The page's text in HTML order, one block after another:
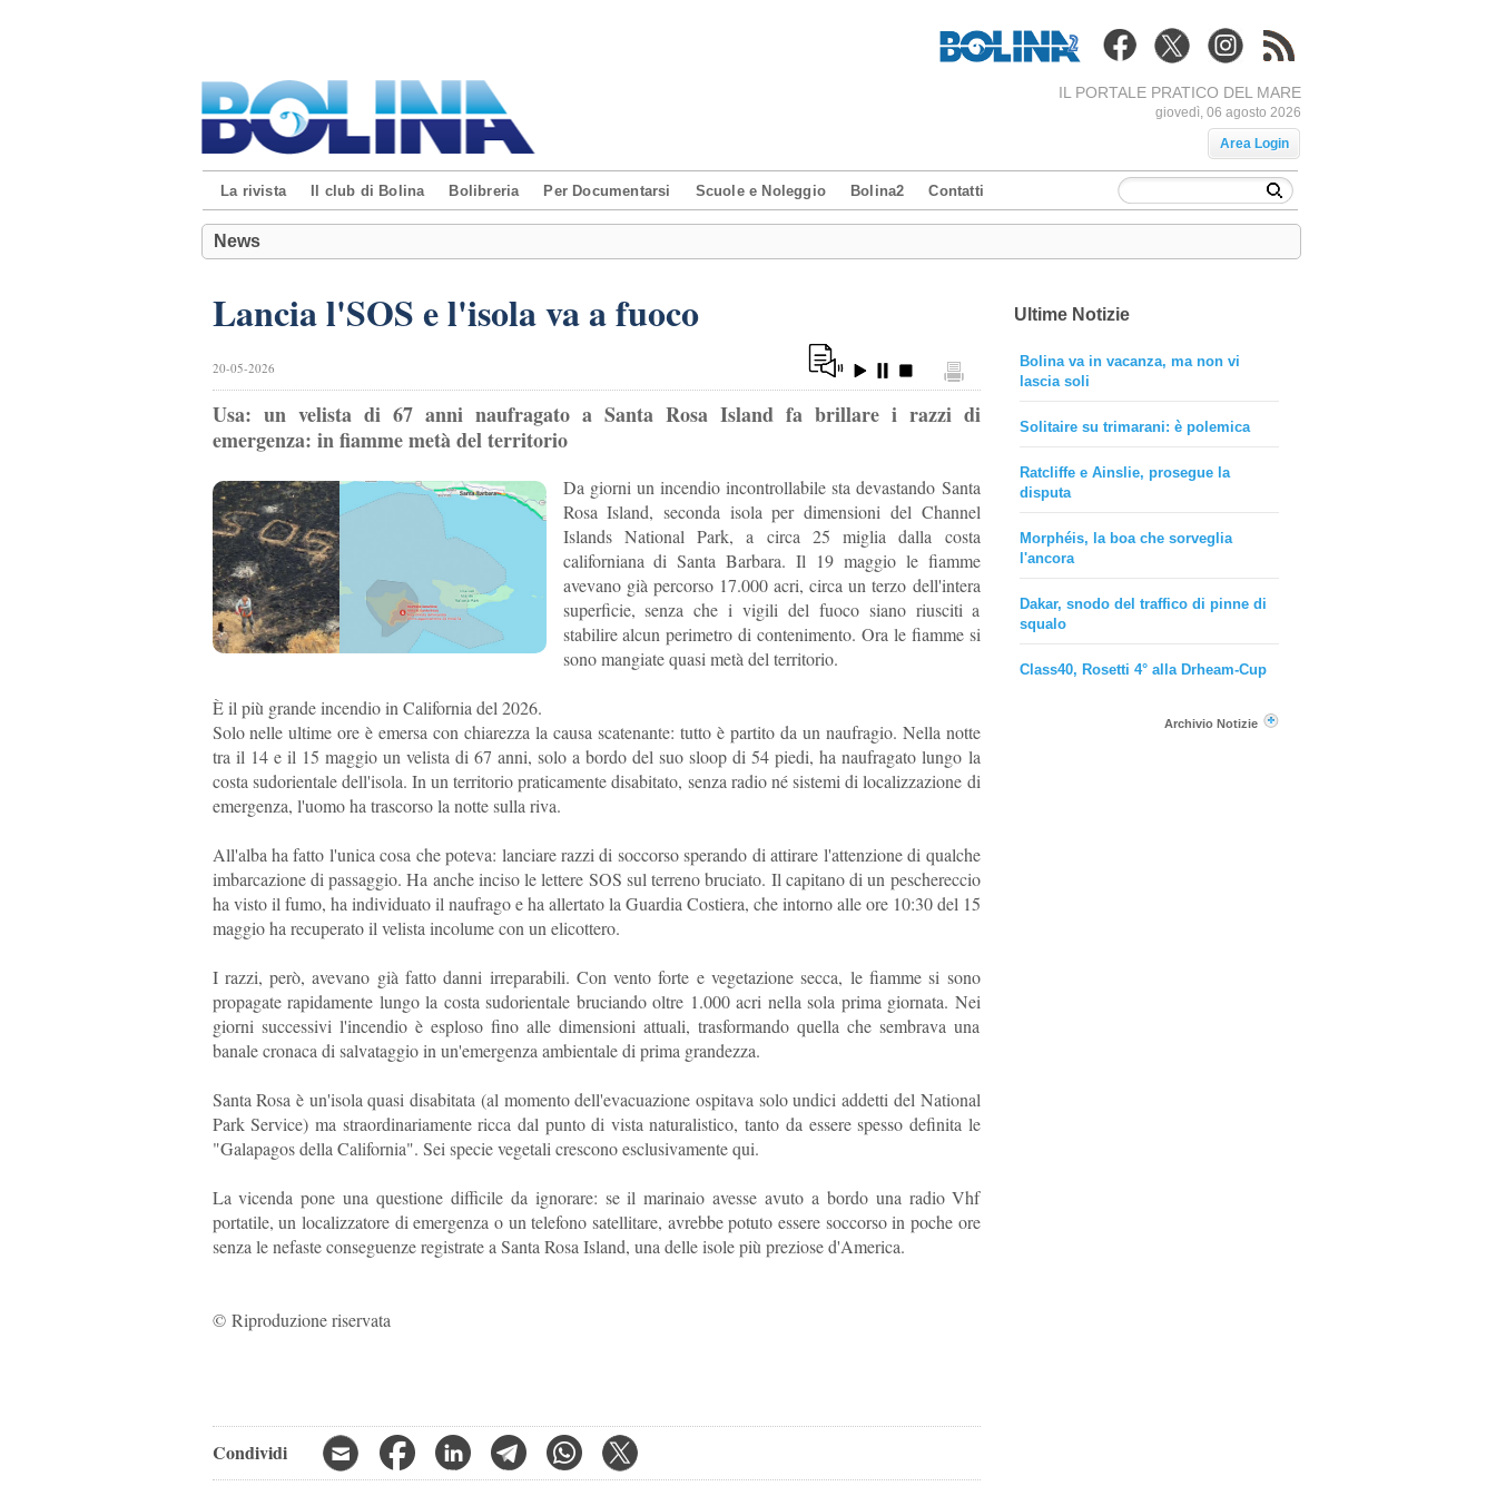
IL PORTALE PRATICO DEL MARE
giovedì, 06 agosto 2026
Area Login
La rivista Il club di Bolina Bolibreria Per Documentarsi Scuole e Noleggio Bolina2 Contatti
News
Lancia l'SOS e l'isola va a fuoco
20-05-2026
Usa: un velista di 67 anni naufragato a Santa Rosa Island fa brillare i razzi di
emergenza: in fiamme metà del territorio
Da giorni un incendio incontrollabile sta devastando Santa
Rosa Island, seconda isola per dimensioni del Channel
Islands National Park, a circa 25 miglia dalla costa
californiana di Santa Barbara. Il 19 maggio le fiamme
avevano già percorso 17.000 acri, circa un terzo dell'intera
superficie, senza che i vigili del fuoco siano riusciti a
stabilire alcun perimetro di contenimento. Ora le fiamme si
sono mangiate quasi metà del territorio.
È il più grande incendio in California del 2026.
Solo nelle ultime ore è emersa con chiarezza la causa scatenante: tutto è partito da un naufragio. Nella notte
tra il 14 e il 15 maggio un velista di 67 anni, solo a bordo del suo sloop di 54 piedi, ha naufragato lungo la
costa sudorientale dell'isola. In un territorio praticamente disabitato, senza radio né sistemi di localizzazione di
emergenza, l'uomo ha trascorso la notte sulla riva.
All'alba ha fatto l'unica cosa che poteva: lanciare razzi di soccorso sperando di attirare l'attenzione di qualche
imbarcazione di passaggio. Ha anche inciso le lettere SOS sul terreno bruciato. Il capitano di un peschereccio
ha visto il fumo, ha individuato il naufrago e ha allertato la Guardia Costiera, che intorno alle ore 10:30 del 15
maggio ha recuperato il velista incolume con un elicottero.
I razzi, però, avevano già fatto danni irreparabili. Con vento forte e vegetazione secca, le fiamme si sono
propagate rapidamente lungo la costa sudorientale bruciando oltre 1.000 acri nella sola prima giornata. Nei
giorni successivi l'incendio è esploso fino alle dimensioni attuali, trasformando quella che sembrava una
banale cronaca di salvataggio in un'emergenza ambientale di prima grandezza.
Santa Rosa è un'isola quasi disabitata (al momento dell'evacuazione ospitava solo undici addetti del National
Park Service) ma straordinariamente ricca dal punto di vista naturalistico, tanto da essere spesso definita le
"Galapagos della California". Sei specie vegetali crescono esclusivamente qui.
La vicenda pone una questione difficile da ignorare: se il marinaio avesse avuto a bordo una radio Vhf
portatile, un localizzatore di emergenza o un telefono satellitare, avrebbe potuto essere soccorso in poche ore
senza le nefaste conseguenze registrate a Santa Rosa Island, una delle isole più preziose d'America.
© Riproduzione riservata
Condividi
Ultime Notizie
Bolina va in vacanza, ma non vi
lascia soli
Solitaire su trimarani: è polemica
Ratcliffe e Ainslie, prosegue la
disputa
Morphéis, la boa che sorveglia
l'ancora
Dakar, snodo del traffico di pinne di
squalo
Class40, Rosetti 4° alla Drheam-Cup
Archivio Notizie